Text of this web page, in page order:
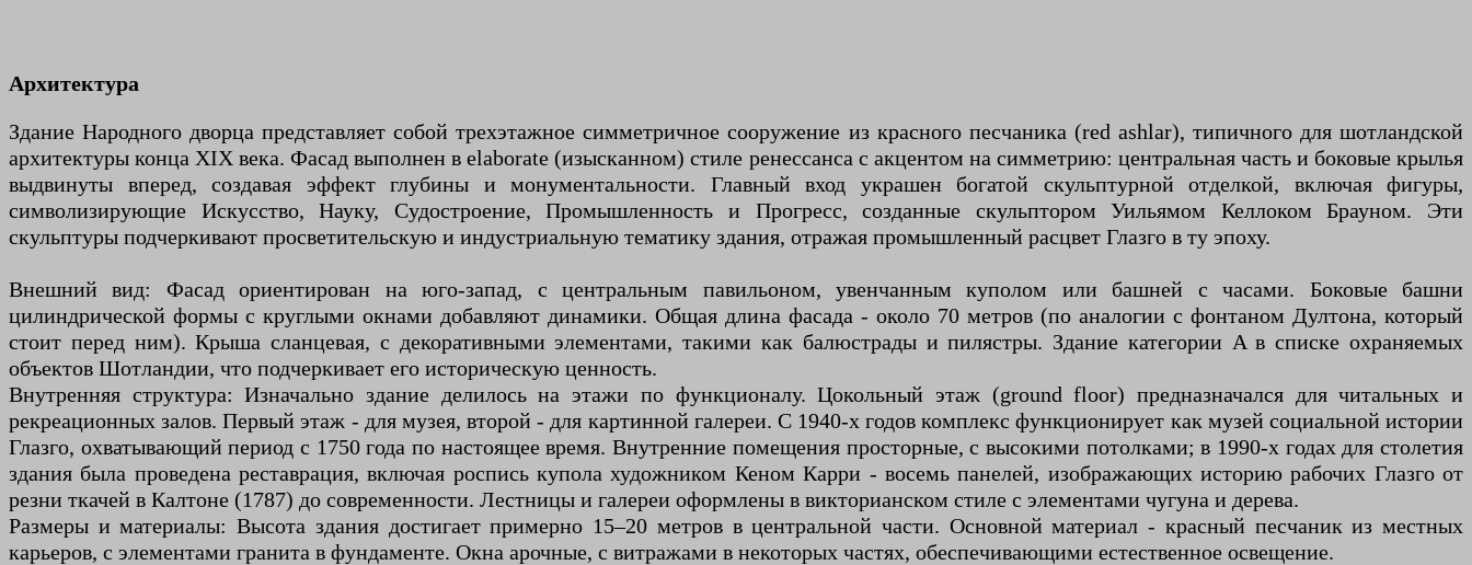
Архитектура
Здание Народного дворца представляет собой трехэтажное симметричное сооружение из красного песчаника (red ashlar), типичного для шотландской
архитектуры конца XIX века. Фасад выполнен в elaborate (изысканном) стиле ренессанса с акцентом на симметрию: центральная часть и боковые крылья
выдвинуты вперед, создавая эффект глубины и монументальности. Главный вход украшен богатой скульптурной отделкой, включая фигуры,
символизирующие Искусство, Науку, Судостроение, Промышленность и Прогресс, созданные скульптором Уильямом Келлоком Брауном. Эти
скульптуры подчеркивают просветительскую и индустриальную тематику здания, отражая промышленный расцвет Глазго в ту эпоху.
Внешний вид: Фасад ориентирован на юго-запад, с центральным павильоном, увенчанным куполом или башней с часами. Боковые башни
цилиндрической формы с круглыми окнами добавляют динамики. Общая длина фасада - около 70 метров (по аналогии с фонтаном Дултона, который
стоит перед ним). Крыша сланцевая, с декоративными элементами, такими как балюстрады и пилястры. Здание категории A в списке охраняемых
объектов Шотландии, что подчеркивает его историческую ценность.
Внутренняя структура: Изначально здание делилось на этажи по функционалу. Цокольный этаж (ground floor) предназначался для читальных и
рекреационных залов. Первый этаж - для музея, второй - для картинной галереи. С 1940-х годов комплекс функционирует как музей социальной истории
Глазго, охватывающий период с 1750 года по настоящее время. Внутренние помещения просторные, с высокими потолками; в 1990-х годах для столетия
здания была проведена реставрация, включая роспись купола художником Кеном Карри - восемь панелей, изображающих историю рабочих Глазго от
резни ткачей в Калтоне (1787) до современности. Лестницы и галереи оформлены в викторианском стиле с элементами чугуна и дерева.
Размеры и материалы: Высота здания достигает примерно 15–20 метров в центральной части. Основной материал - красный песчаник из местных
карьеров, с элементами гранита в фундаменте. Окна арочные, с витражами в некоторых частях, обеспечивающими естественное освещение.